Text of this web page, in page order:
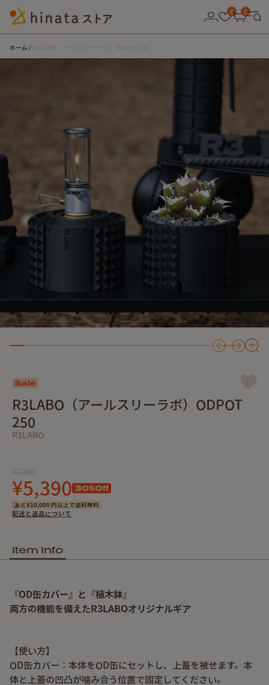
0
0
ホーム
Sale
R3LABO（アールスリーラボ）ODPOT
250
R3LABO
¥7,700
¥5,390 30%Off
あと¥10,000 円以上で送料無料
配送と返品について
Item Info
『OD缶カバー』と『植木鉢』
両方の機能を備えたR3LABOオリジナルギア
【使い方】
OD缶カバー：本体をOD缶にセットし、上蓋を被せます。本
体と上蓋の凹凸が噛み合う位置で固定してください。